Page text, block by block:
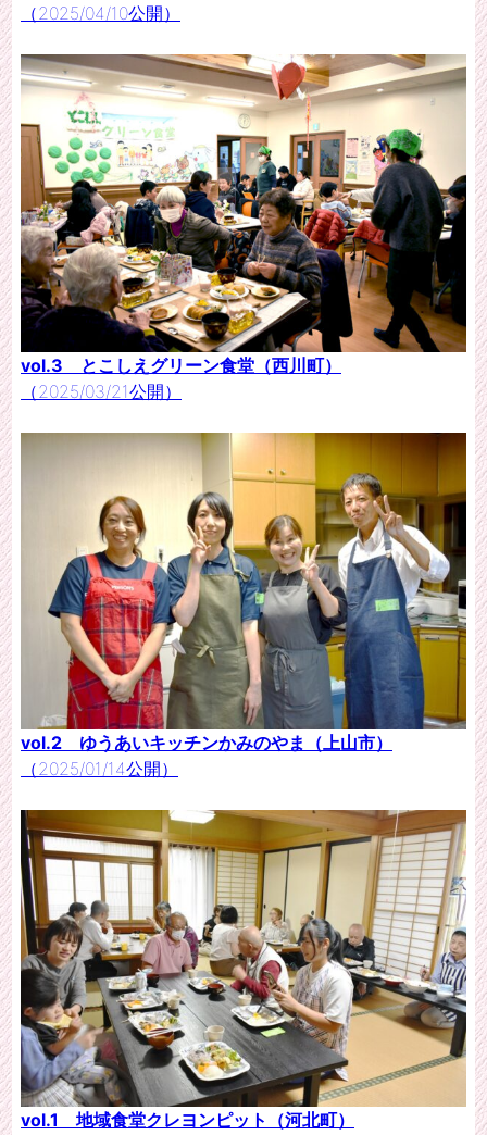
（2025/04/10公開）
vol.3 とこしえグリーン食堂（西川町）
（2025/03/21公開）
vol.2 ゆうあいキッチンかみのやま（上山市）
（2025/01/14公開）
vol.1 地域食堂クレヨンピット（河北町）